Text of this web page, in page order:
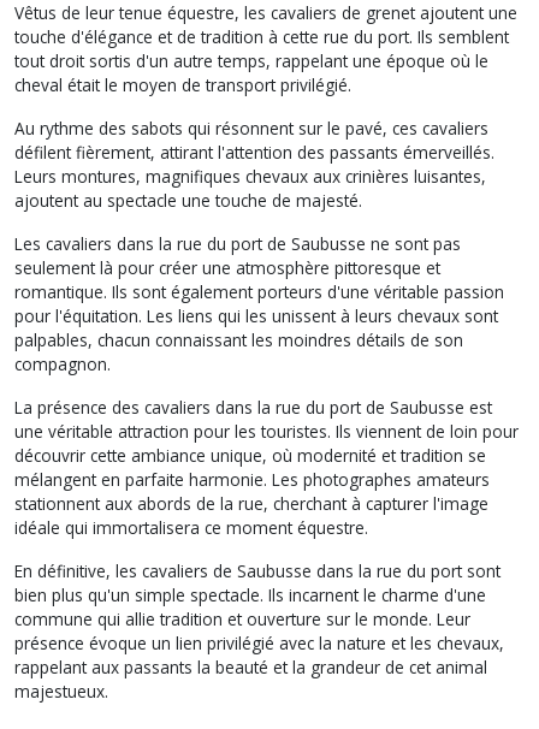
Vêtus de leur tenue équestre, les cavaliers de grenet ajoutent une
touche d'élégance et de tradition à cette rue du port. Ils semblent
tout droit sortis d'un autre temps, rappelant une époque où le
cheval était le moyen de transport privilégié.
Au rythme des sabots qui résonnent sur le pavé, ces cavaliers
défilent fièrement, attirant l'attention des passants émerveillés.
Leurs montures, magnifiques chevaux aux crinières luisantes,
ajoutent au spectacle une touche de majesté.
Les cavaliers dans la rue du port de Saubusse ne sont pas
seulement là pour créer une atmosphère pittoresque et
romantique. Ils sont également porteurs d'une véritable passion
pour l'équitation. Les liens qui les unissent à leurs chevaux sont
palpables, chacun connaissant les moindres détails de son
compagnon.
La présence des cavaliers dans la rue du port de Saubusse est
une véritable attraction pour les touristes. Ils viennent de loin pour
découvrir cette ambiance unique, où modernité et tradition se
mélangent en parfaite harmonie. Les photographes amateurs
stationnent aux abords de la rue, cherchant à capturer l'image
idéale qui immortalisera ce moment équestre.
En définitive, les cavaliers de Saubusse dans la rue du port sont
bien plus qu'un simple spectacle. Ils incarnent le charme d'une
commune qui allie tradition et ouverture sur le monde. Leur
présence évoque un lien privilégié avec la nature et les chevaux,
rappelant aux passants la beauté et la grandeur de cet animal
majestueux.